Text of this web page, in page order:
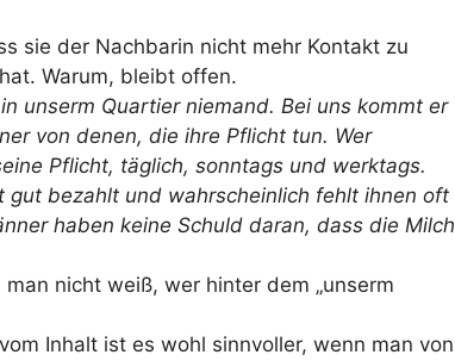
sie der Nachbarin nicht mehr Kontakt zu
Warum, bleibt offen.
unserm Quartier niemand. Bei uns kommt er
von denen, die ihre Pflicht tun. Wer
Pflicht, täglich, sonntags und werktags.
gut bezahlt und wahrscheinlich fehlt ihnen oft
haben keine Schuld daran, dass die Milch
nicht weiß, wer hinter dem „unserm
Inhalt ist es wohl sinnvoller, wenn man von